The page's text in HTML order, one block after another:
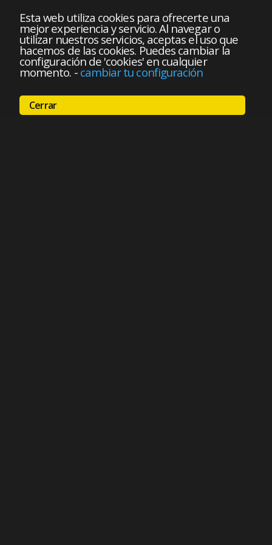
Esta web utiliza cookies para ofrecerte una
mejor experiencia y servicio. Al navegar o
utilizar nuestros servicios, aceptas el uso que
hacemos de las cookies. Puedes cambiar la
configuración de 'cookies' en cualquier
momento. - cambiar tu configuración
Cerrar